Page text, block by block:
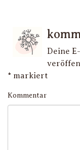
Deine
* markiert
Kommentar